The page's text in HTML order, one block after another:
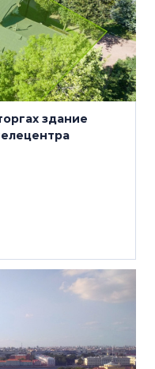
здание